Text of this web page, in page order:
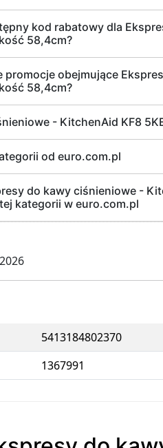
kod rabatowy dla
58,4cm?
promocje obejmujące
58,4cm?
- KitchenAid KF8
od euro.com.pl
do kawy ciśnieniowe -
kategorii w euro.com.pl
5413184802370
1367991